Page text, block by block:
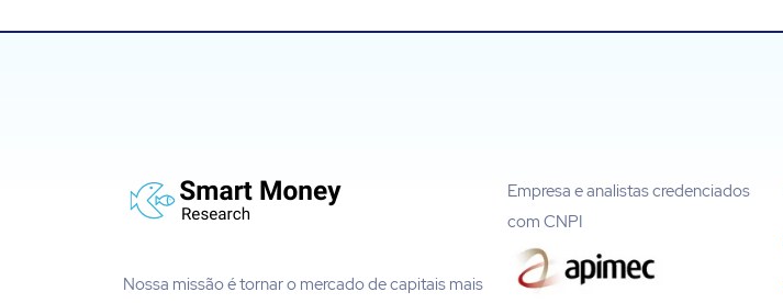
Nossa missão é tornar o mercado de capitais mais
Empresa e analistas credenciados
com CNPI